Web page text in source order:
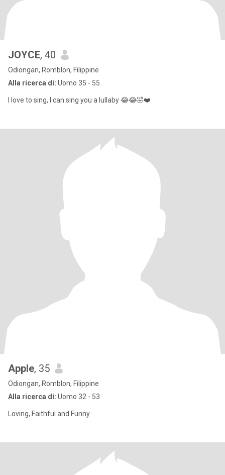
JOYCE, 40
Odiongan, Romblon, Filippine
Alla ricerca di: Uomo 35 - 55
I love to sing, I can sing you a lullaby 😂😂🤣❤️
Apple, 35
Odiongan, Romblon, Filippine
Alla ricerca di: Uomo 32 - 53
Loving, Faithful and Funny